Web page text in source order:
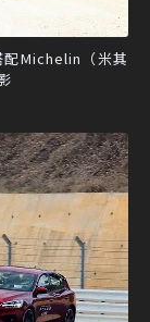
Michelin（米其